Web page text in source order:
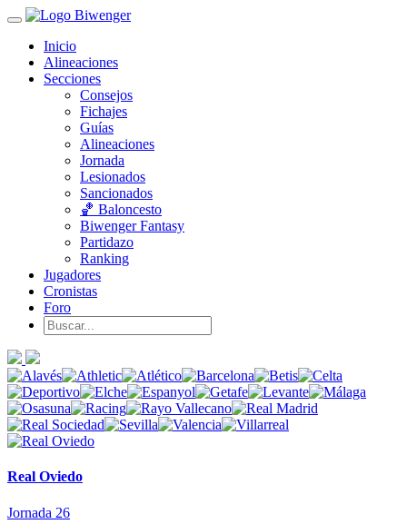
Inicio
Alineaciones
Secciones
Consejos
Fichajes
Guías
Alineaciones
Jornada
Lesionados
Sancionados
🏀 Baloncesto
Biwenger Fantasy
Partidazo
Ranking
Jugadores
Cronistas
Foro
Real Oviedo
Jornada 26